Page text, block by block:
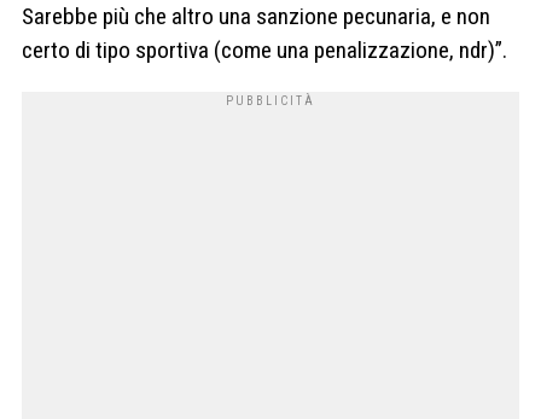
Sarebbe più che altro una sanzione pecunaria, e non
certo di tipo sportiva (come una penalizzazione, ndr)”.